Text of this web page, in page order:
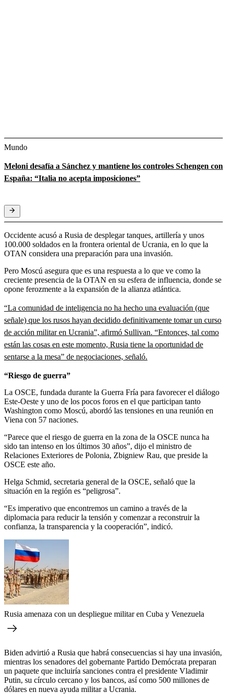
Mundo
Meloni desafía a Sánchez y mantiene los controles Schengen con
España: “Italia no acepta imposiciones”
Occidente acusó a Rusia de desplegar tanques, artillería y unos
100.000 soldados en la frontera oriental de Ucrania, en lo que la
OTAN considera una preparación para una invasión.
Pero Moscú asegura que es una respuesta a lo que ve como la
creciente presencia de la OTAN en su esfera de influencia, donde se
opone ferozmente a la expansión de la alianza atlántica.
“La comunidad de inteligencia no ha hecho una evaluación (que
señale) que los rusos hayan decidido definitivamente tomar un curso
de acción militar en Ucrania”, afirmó Sullivan. “Entonces, tal como
están las cosas en este momento, Rusia tiene la oportunidad de
sentarse a la mesa” de negociaciones, señaló.
“Riesgo de guerra”
La OSCE, fundada durante la Guerra Fría para favorecer el diálogo
Este-Oeste y uno de los pocos foros en el que participan tanto
Washington como Moscú, abordó las tensiones en una reunión en
Viena con 57 naciones.
“Parece que el riesgo de guerra en la zona de la OSCE nunca ha
sido tan intenso en los últimos 30 años”, dijo el ministro de
Relaciones Exteriores de Polonia, Zbigniew Rau, que preside la
OSCE este año.
Helga Schmid, secretaria general de la OSCE, señaló que la
situación en la región es “peligrosa”.
“Es imperativo que encontremos un camino a través de la
diplomacia para reducir la tensión y comenzar a reconstruir la
confianza, la transparencia y la cooperación”, indicó.
Rusia amenaza con un despliegue militar en Cuba y Venezuela
Biden advirtió a Rusia que habrá consecuencias si hay una invasión,
mientras los senadores del gobernante Partido Demócrata preparan
un paquete que incluiría sanciones contra el presidente Vladimir
Putin, su círculo cercano y los bancos, así como 500 millones de
dólares en nueva ayuda militar a Ucrania.